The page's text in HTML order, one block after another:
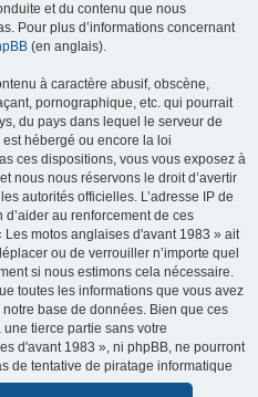
et du contenu que nous
Pour plus d’informations concernant
(en anglais).
à caractère abusif, obscène,
pornographique, etc. qui pourrait
du pays dans lequel le serveur de
hébergé ou encore la loi
ces dispositions, vous vous exposez à
nous nous réservons le droit d’avertir
autorités officielles. L’adresse IP de
au renforcement de ces
motos anglaises d'avant 1983 » ait
ou de verrouiller n’importe quel
si nous estimons cela nécessaire.
toutes les informations que vous avez
base de données. Bien que ces
tierce partie sans votre
d'avant 1983 », ni phpBB, ne pourront
de tentative de piratage informatique